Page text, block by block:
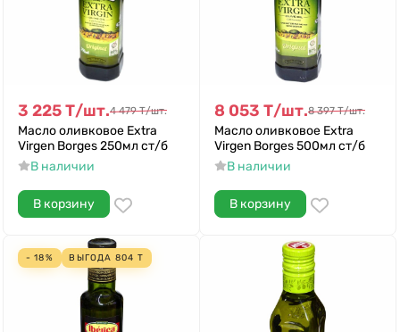
3 225Т/шт.4 479 Т/шт.
Масло оливковое Extra
Virgen Borges 250мл ст/б
В наличии
В корзину
8 053 Т/шт.8 397 Т/шт.
Масло оливковое Extra
Virgen Borges 500мл ст/б
В наличии
В корзину
- 18% ВЫГОДА 804 Т